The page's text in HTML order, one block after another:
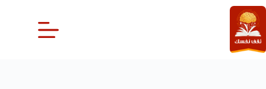
التجاوز
إلى
المحتوى